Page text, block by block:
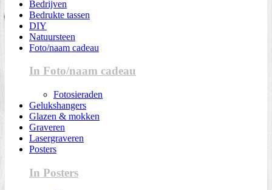
Bedrijven
Bedrukte tassen
DIY
Natuursteen
Foto/naam cadeau
In Foto/naam cadeau
Fotosieraden
Gelukshangers
Glazen & mokken
Graveren
Lasergraveren
Posters
In Posters